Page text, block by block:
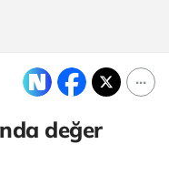
değer